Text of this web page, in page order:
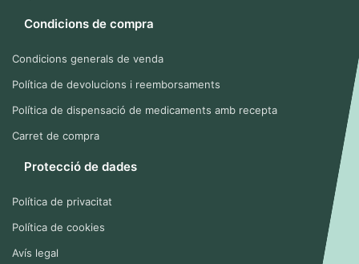
Condicions de compra
Condicions generals de venda
Política de devolucions i reemborsaments
Política de dispensació de medicaments amb recepta
Carret de compra
Protecció de dades
Política de privacitat
Política de cookies
Avís legal